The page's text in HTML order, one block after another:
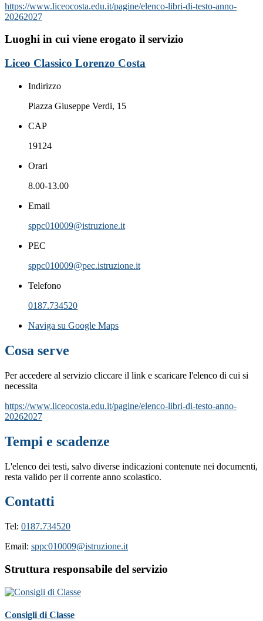
https://www.liceocosta.edu.it/pagine/elenco-libri-di-testo-anno-
20262027
Luoghi in cui viene erogato il servizio
Liceo Classico Lorenzo Costa
Indirizzo
Piazza Giuseppe Verdi, 15
CAP
19124
Orari
8.00-13.00
Email
sppc010009@istruzione.it
PEC
sppc010009@pec.istruzione.it
Telefono
0187.734520
Naviga su Google Maps
Cosa serve
Per accedere al servizio cliccare il link e scaricare l'elenco di cui si
necessita
https://www.liceocosta.edu.it/pagine/elenco-libri-di-testo-anno-
20262027
Tempi e scadenze
L'elenco dei testi, salvo diverse indicazioni contenute nei documenti,
resta valido per il corrente anno scolastico.
Contatti
Tel: 0187.734520
Email: sppc010009@istruzione.it
Struttura responsabile del servizio
Consigli di Classe